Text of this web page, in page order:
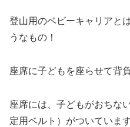
登山用のベビーキャリアと
うなもの！
座席に子どもを座らせて背
座席には、子どもがおちな
定用ベルト）がついていま